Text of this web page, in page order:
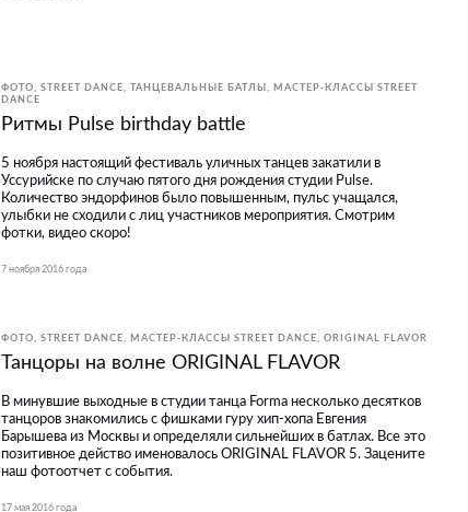
ФОТО STREET DANCE ТАНЦЕВАЛЬНЫЕ БАТЛЫ
МАСТЕР-КЛАССЫ STREET
DANCE
Ритмы Pulse birthday battle
5 ноября настоящий фестиваль уличных танцев закатили в
Уссурийске по случаю пятого дня рождения студии Pulse.
Количество эндорфинов было повышенным, пульс учащался,
улыбки не сходили с лиц участников мероприятия. Смотрим
фотки, видео скоро!
7 ноября 2016 года
ФОТО STREET DANCE МАСТЕР-КЛАССЫ STREET DANCE ORIGINAL FLAVOR
Танцоры на волне ORIGINAL FLAVOR
В минувшие выходные в студии танца Forma несколько десятков
танцоров знакомились с фишками гуру хип-хопа Евгения
Барышева из Москвы и определяли сильнейших в батлах. Все это
позитивное действо именовалось ORIGINAL FLAVOR 5. Зацените
наш фотоотчет с события.
17 мая 2016 года